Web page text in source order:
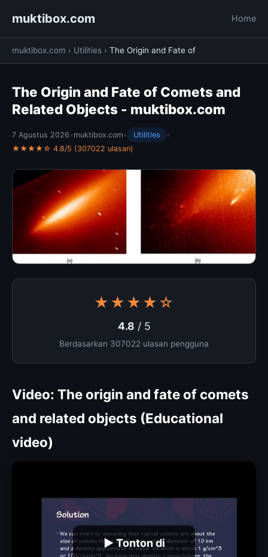
muktibox.com Home
muktibox.com › Utilities › The Origin and Fate of
The Origin and Fate of Comets and
Related Objects - muktibox.com
7 Agustus 2026 • muktibox.com • Utilities
•
★★★★☆ 4.8/5 (307022 ulasan)
★★★★☆
4.8 / 5
Berdasarkan 307022 ulasan pengguna
Video: The origin and fate of comets
and related objects (Educational
video)
▶ Tonton di